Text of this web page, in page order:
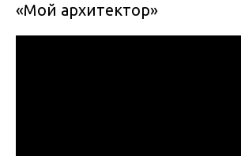
«Мой архитектор»